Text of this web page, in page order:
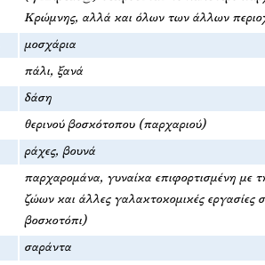
Κρώμνης, αλλά και όλων των άλλων
μοσχάρια
πάλι, ξανά
δάση
θερινού βοσκότοπου (παρχαριού)
ράχες, βουνά
παρχαρομάνα, γυναίκα επιφορτισμένη με
ζώων και άλλες γαλακτοκομικές εργασίες
βοσκοτόπι)
σαράντα